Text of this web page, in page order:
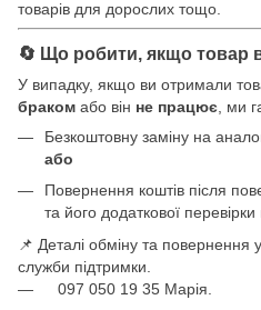
товарів для дорослих тощо.
🔄 Що робити, якщо товар
У випадку, якщо ви отримали
браком або він не працює , ми
Безкоштовну заміну на
або
Повернення коштів після
та його додаткової
📌 Деталі обміну та
служби підтримки.
097 050 19 35 Марія.